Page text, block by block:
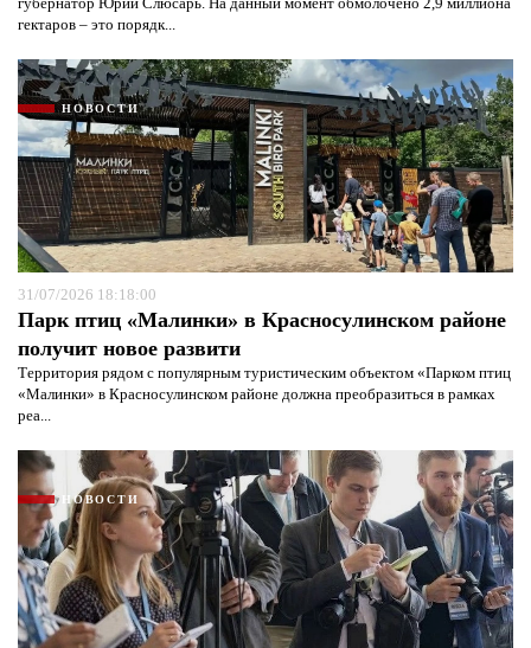
гектаров – это порядк...
НОВОСТИ
31/07/2026 18:18:00
Парк птиц «Малинки» в Красносулинском районе
получит новое развити
Территория рядом с популярным туристическим объектом «Парком птиц
«Малинки» в Красносулинском районе должна преобразиться в рамках
реа...
НОВОСТИ